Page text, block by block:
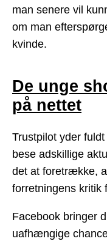
man senere vil
om man
kvinde.
De unge
på nettet
Trustpilot yder
bese adskillige
det at foretrække,
forretningens kritik
Facebook bringer
uafhængige